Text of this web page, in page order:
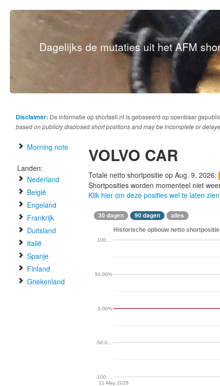
Dagelijks de mutaties uit het AFM
Disclaimer: De informatie op shortsell.nl is gebaseerd op openbaar
based on publicly disclosed short positions and may be incomplete or
Morning note
Landen:
Nederland
België
Engeland
Frankrijk
Duitsland
Italië
Spanje
Finland
Griekenland
VOLVO CAR
Totale netto shortpositie op Aug. 9, 2026:
Shortposities worden momenteel niet
Klik hier om deze posities wel te laten zien
30 dagen 90 dagen alles
Historische opbouw netto
11 May 2026
-100.…
-50.0…
0.00%
50.00%
100.…